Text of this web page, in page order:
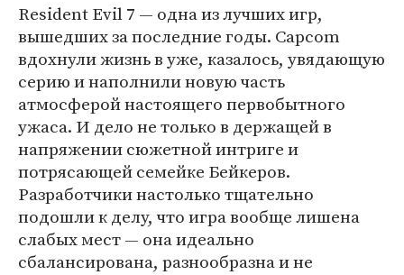
Resident Evil 7 — одна из лучших игр,
вышедших за последние годы. Capcom
вдохнули жизнь в уже, казалось, увядающую
серию и наполнили новую часть
атмосферой настоящего первобытного
ужаса. И дело не только в держащей в
напряжении сюжетной интриге и
потрясающей семейке Бейкеров.
Разработчики настолько тщательно
подошли к делу, что игра вообще лишена
слабых мест — она идеально
сбалансирована, разнообразна и не